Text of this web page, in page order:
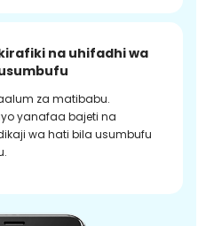
na uhifadhi wa
za matibabu.
yanafaa bajeti na
wa hati bila usumbufu